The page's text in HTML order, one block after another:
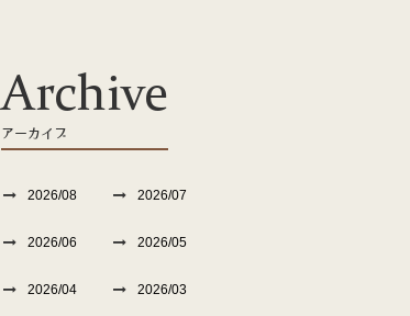
Archive
アーカイブ
2026/08 2026/07
2026/06 2026/05
2026/04 2026/03